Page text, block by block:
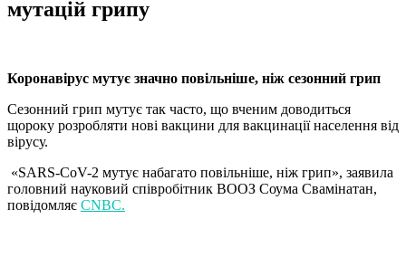
мутацій грипу
Коронавірус мутує значно повільніше, ніж сезонний грип
Сезонний грип мутує так часто, що вченим доводиться
щороку розробляти нові вакцини для вакцинації населення від
вірусу.
«SARS-CoV-2 мутує набагато повільніше, ніж грип», заявила
головний науковий співробітник ВООЗ Соума Свамінатан,
повідомляє CNBC.